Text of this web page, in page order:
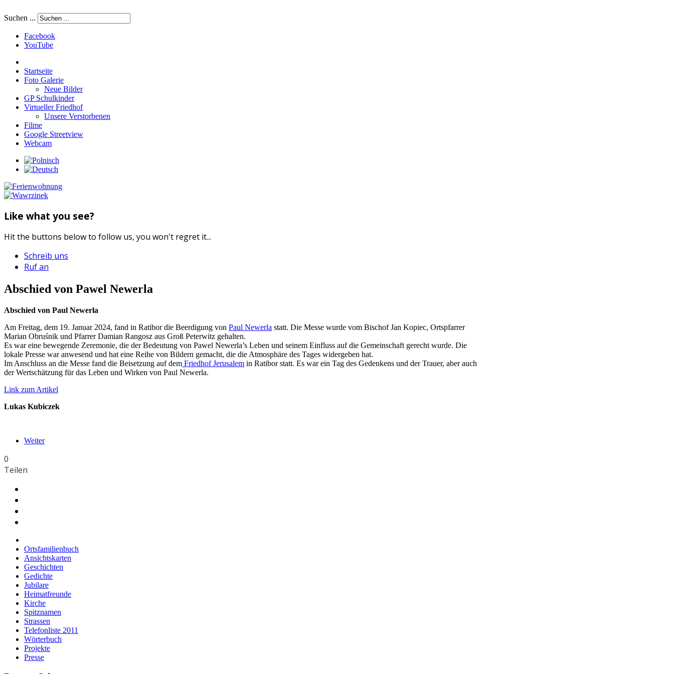
Suchen ...
Facebook
YouTube
Startseite
Foto Galerie
Neue Bilder
GP Schulkinder
Virtueller Friedhof
Unsere Verstorbenen
Filme
Google Streetview
Webcam
Like what you see?
Hit the buttons below to follow us, you won't regret it...
Schreib uns
Ruf an
Abschied von Pawel Newerla
Abschied von Paul Newerla
Am Freitag, dem 19. Januar 2024, fand in Ratibor die Beerdigung von Paul Newerla statt. Die Messe wurde vom Bischof Jan Kopiec, Ortspfarrer
Marian Obruśnik und Pfarrer Damian Rangosz aus Groß Peterwitz gehalten.
Es war eine bewegende Zeremonie, die der Bedeutung von Pawel Newerla’s Leben und seinem Einfluss auf die Gemeinschaft gerecht wurde. Die
lokale Presse war anwesend und hat eine Reihe von Bildern gemacht, die die Atmosphäre des Tages widergeben hat.
Im Anschluss an die Messe fand die Beisetzung auf dem Friedhof Jerusalem in Ratibor statt. Es war ein Tag des Gedenkens und der Trauer, aber auch
der Wertschätzung für das Leben und Wirken von Paul Newerla.
Link zum Artikel
Lukas Kubiczek
Weiter
0
Teilen
Ortsfamilienbuch
Ansichtskarten
Geschichten
Gedichte
Jubilare
Heimatfreunde
Kirche
Spitznamen
Strassen
Telefonliste 2011
Wörterbuch
Projekte
Presse